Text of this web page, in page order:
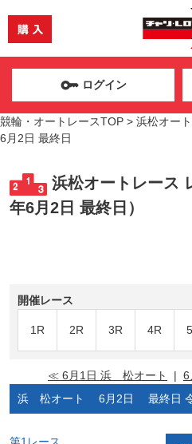
ログイン
競輪・オートレースTOP > 浜松オー
6月2日 最終日
浜松オートレース
年6月2日 最終日）
開催レース
1R 2R 3R 4R
≪ 6月1日 浜 松オート |
浜 松オート 6月2日 最終日 令
第1レース